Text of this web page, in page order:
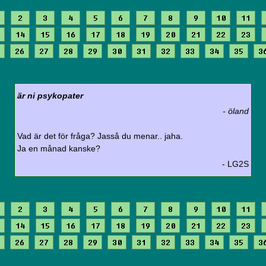
2 3 4 5 6 7 8 9 10 11
14 15 16 17 18 19 20 21 22 23
26 27 28 29 30 31 32 33 34 35
är ni psykopater
- öland
Vad är det för fråga? Jasså du menar.. jaha.
Ja en månad kanske?
- LG2S
2 3 4 5 6 7 8 9 10 11
14 15 16 17 18 19 20 21 22 23
26 27 28 29 30 31 32 33 34 35